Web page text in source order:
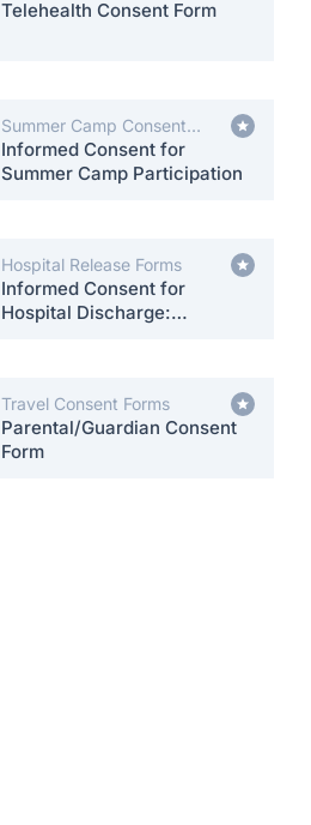
Telehealth Consent Form
Summer Camp Consent
Forms
Informed Consent for
Summer Camp Participation
Hospital Release Forms
Informed Consent for
Hospital Discharge:
Travel Consent Forms
Parental/Guardian Consent
Form